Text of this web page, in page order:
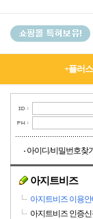
+플러
아이디/비밀번호찾기
아지트비즈
아지트비즈 이용안
아지트비즈 인증